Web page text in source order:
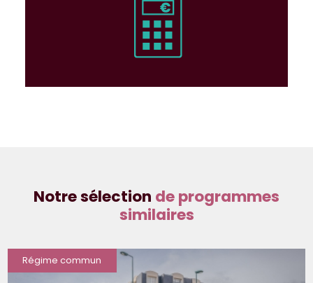
Notre sélection de programmes
similaires
Régime commun